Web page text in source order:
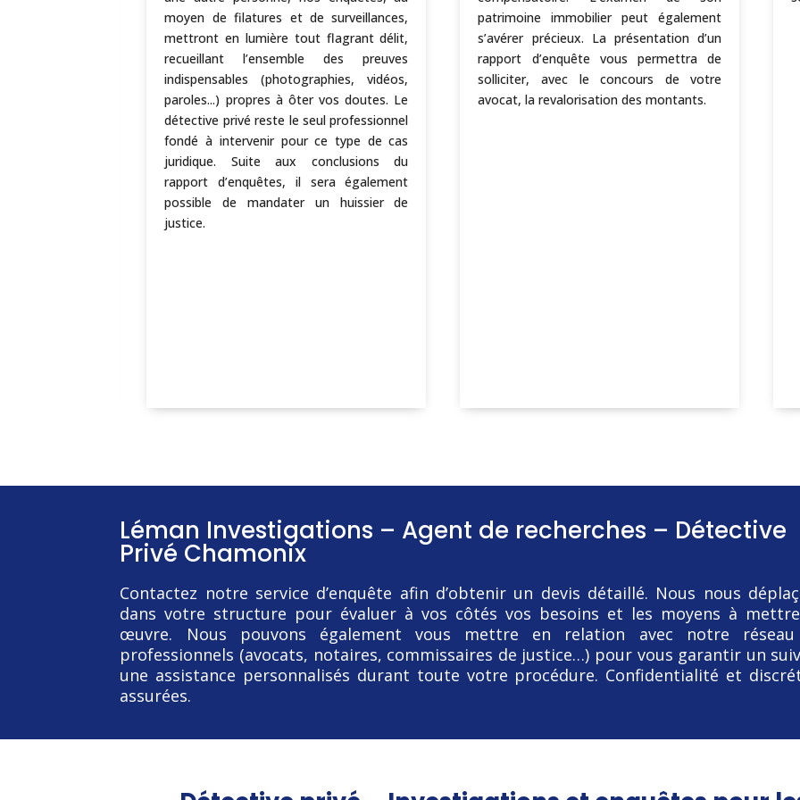
moyen de filatures et de surveillances,
mettront en lumière tout flagrant délit,
recueillant l’ensemble des preuves
indispensables (photographies, vidéos,
paroles...) propres à ôter vos doutes. Le
détective privé reste le seul professionnel
fondé à intervenir pour ce type de cas
juridique. Suite aux conclusions du
rapport d’enquêtes, il sera également
possible de mandater un huissier de
justice.
patrimoine immobilier peut également
s’avérer précieux. La présentation d’un
rapport d’enquête vous permettra de
solliciter, avec le concours de votre
avocat, la revalorisation des montants.
Léman Investigations – Agent de recherches – Détective
Privé Chamonix
Contactez notre service d’enquête afin d’obtenir un devis détaillé. Nous nous
dans votre structure pour évaluer à vos côtés vos besoins et les moyens à
œuvre. Nous pouvons également vous mettre en relation avec notre
professionnels (avocats, notaires, commissaires de justice…) pour vous garantir un
une assistance personnalisés durant toute votre procédure. Confidentialité et
assurées.